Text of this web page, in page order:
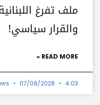
ملف تفرغ
والقرار سياسي!
READ MORE »
07/08/2026 4:03 م